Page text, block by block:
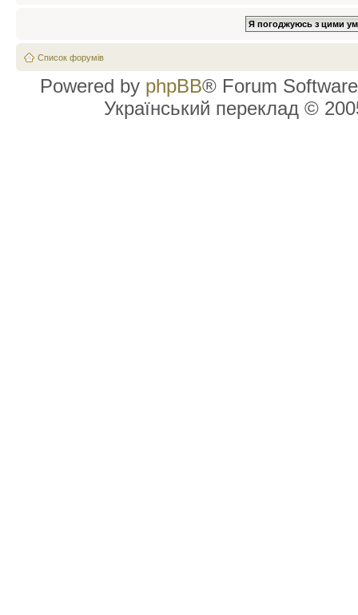
Список форумів
Powered by phpBB® Forum
Український переклад ©